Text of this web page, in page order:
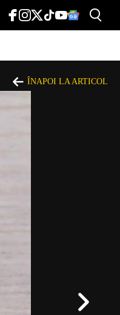
ÎNAPOI LA ARTICOL